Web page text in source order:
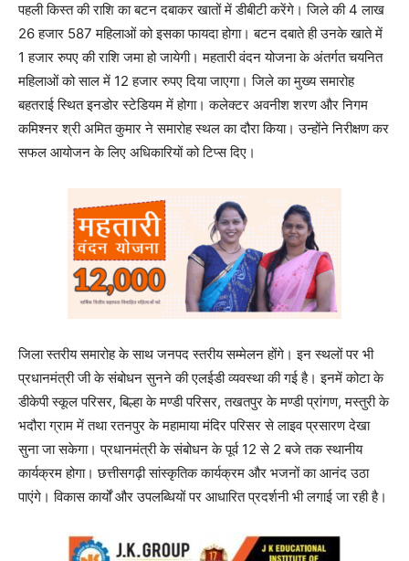
पहली किस्त की राशि का बटन दबाकर खातों में डीबीटी करेंगे। जिले की 4 लाख
26 हजार 587 महिलाओं को इसका फायदा होगा। बटन दबाते ही उनके खाते में
1 हजार रुपए की राशि जमा हो जायेगी। महतारी वंदन योजना के अंतर्गत चयनित
महिलाओं को साल में 12 हजार रुपए दिया जाएगा। जिले का मुख्य समारोह
बहतराई स्थित इनडोर स्टेडियम में होगा। कलेक्टर अवनीश शरण और निगम
कमिश्नर श्री अमित कुमार ने समारोह स्थल का दौरा किया। उन्होंने निरीक्षण कर
सफल आयोजन के लिए अधिकारियों को टिप्स दिए।
जिला स्तरीय समारोह के साथ जनपद स्तरीय सम्मेलन होंगे। इन स्थलों पर भी
प्रधानमंत्री जी के संबोधन सुनने की एलईडी व्यवस्था की गई है। इनमें कोटा के
डीकेपी स्कूल परिसर, बिल्हा के मण्डी परिसर, तखतपुर के मण्डी प्रांगण, मस्तुरी के
भदौरा ग्राम में तथा रतनपुर के महामाया मंदिर परिसर से लाइव प्रसारण देखा
सुना जा सकेगा। प्रधानमंत्री के संबोधन के पूर्व 12 से 2 बजे तक स्थानीय
कार्यक्रम होगा। छत्तीसगढ़ी सांस्कृतिक कार्यक्रम और भजनों का आनंद उठा
पाएंगे। विकास कार्यों और उपलब्धियों पर आधारित प्रदर्शनी भी लगाई जा रही है।